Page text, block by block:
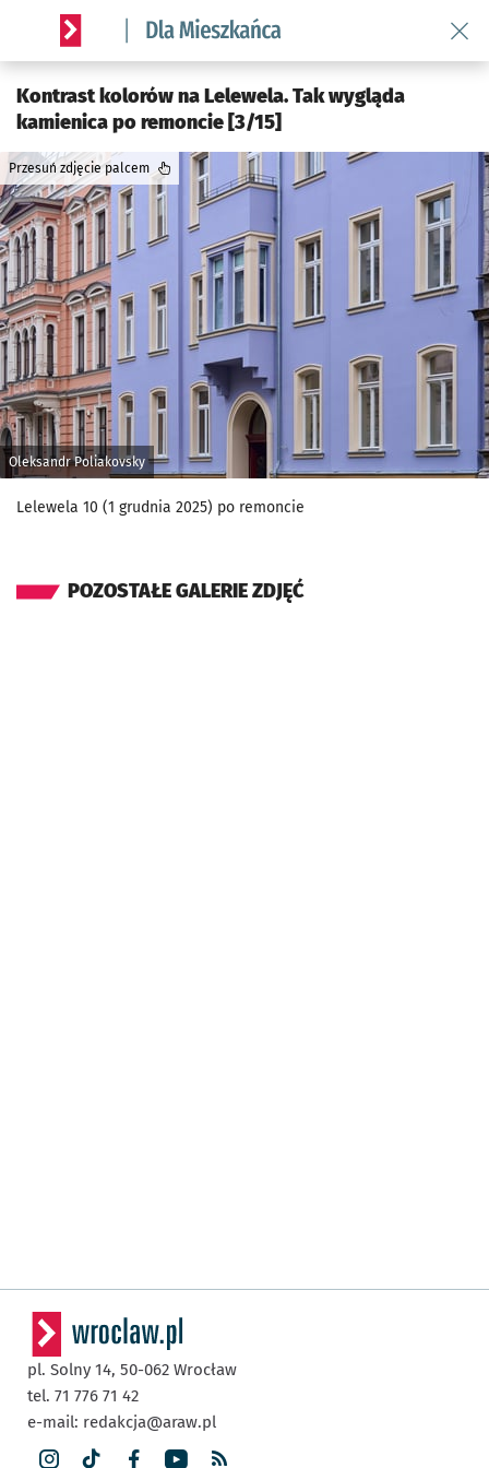
Serwis informacyjny wroclaw.pl podserwis: Dla mieszkańca
Kontrast kolorów na Lelewela. Tak wygląda
kamienica po remoncie [3/15]
Oleksandr Poliakovsky
Przesuń zdjęcie palcem
Lelewela 10 (1 grudnia 2025) po remoncie
POZOSTAŁE GALERIE ZDJĘĆ
pl. Solny 14, 50-062 Wrocław
tel. 71 776 71 42
e-mail: redakcja@araw.pl